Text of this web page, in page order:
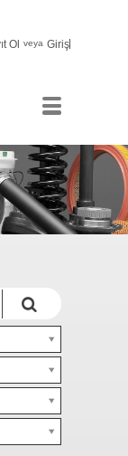
Ol veya Giriş